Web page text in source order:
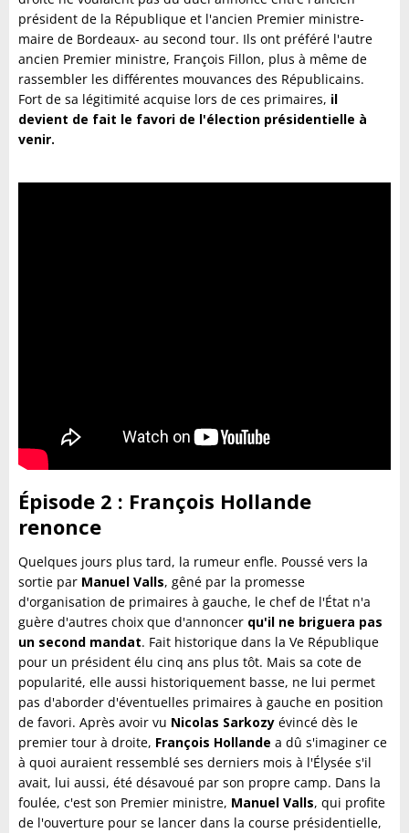
président de la République et l'ancien Premier ministre-
maire de Bordeaux- au second tour. Ils ont préféré l'autre
ancien Premier ministre, François Fillon, plus à même de
rassembler les différentes mouvances des Républicains.
Fort de sa légitimité acquise lors de ces primaires, il
devient de fait le favori de l'élection présidentielle à
venir.
Épisode 2 : François Hollande
renonce
Quelques jours plus tard, la rumeur enfle. Poussé vers la
sortie par Manuel Valls, gêné par la promesse
d'organisation de primaires à gauche, le chef de l'État n'a
guère d'autres choix que d'annoncer qu'il ne briguera pas
un second mandat. Fait historique dans la Ve République
pour un président élu cinq ans plus tôt. Mais sa cote de
popularité, elle aussi historiquement basse, ne lui permet
pas d'aborder d'éventuelles primaires à gauche en position
de favori. Après avoir vu Nicolas Sarkozy évincé dès le
premier tour à droite, François Hollande a dû s'imaginer ce
à quoi auraient ressemblé ses derniers mois à l'Élysée s'il
avait, lui aussi, été désavoué par son propre camp. Dans la
foulée, c'est son Premier ministre, Manuel Valls, qui profite
de l'ouverture pour se lancer dans la course présidentielle,